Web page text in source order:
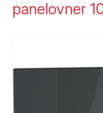
panelovner